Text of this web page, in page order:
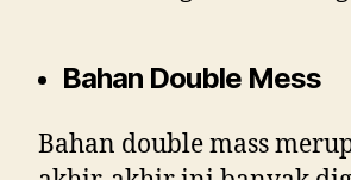
Bahan Double Mess
Bahan double mass